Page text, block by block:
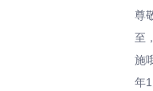
尊
至
施
年